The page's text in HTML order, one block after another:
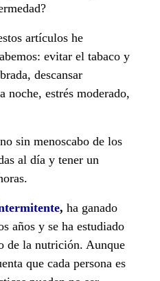
artículos he
evitar el tabaco y
descansar
noche, estrés moderado,
sin menoscabo de los
al día y tener un
, ha ganado
años y se ha estudiado
de la nutrición. Aunque
que cada persona es